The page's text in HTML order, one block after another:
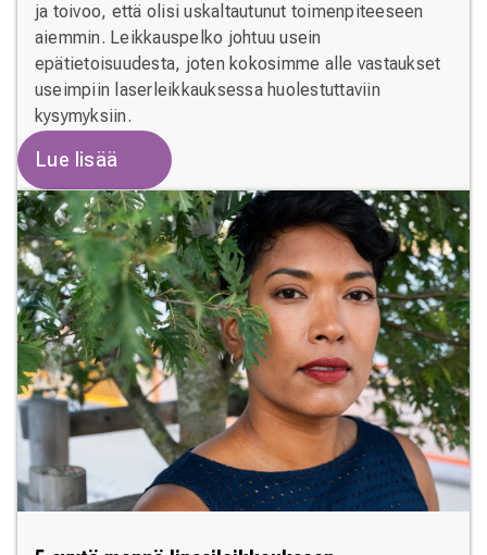
ja toivoo, että olisi uskaltautunut toimenpiteeseen
aiemmin. Leikkauspelko johtuu usein
epätietoisuudesta, joten kokosimme alle vastaukset
useimpiin laserleikkauksessa huolestuttaviin
kysymyksiin.
Lue lisää